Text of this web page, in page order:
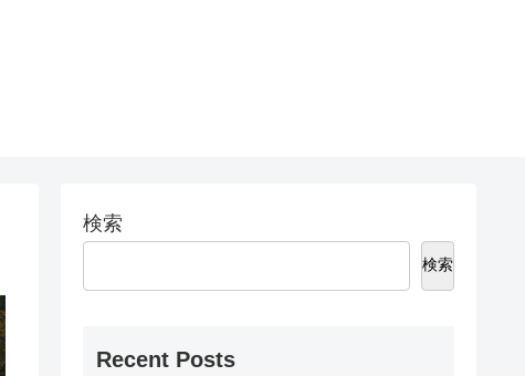
検索
検索
Recent Posts